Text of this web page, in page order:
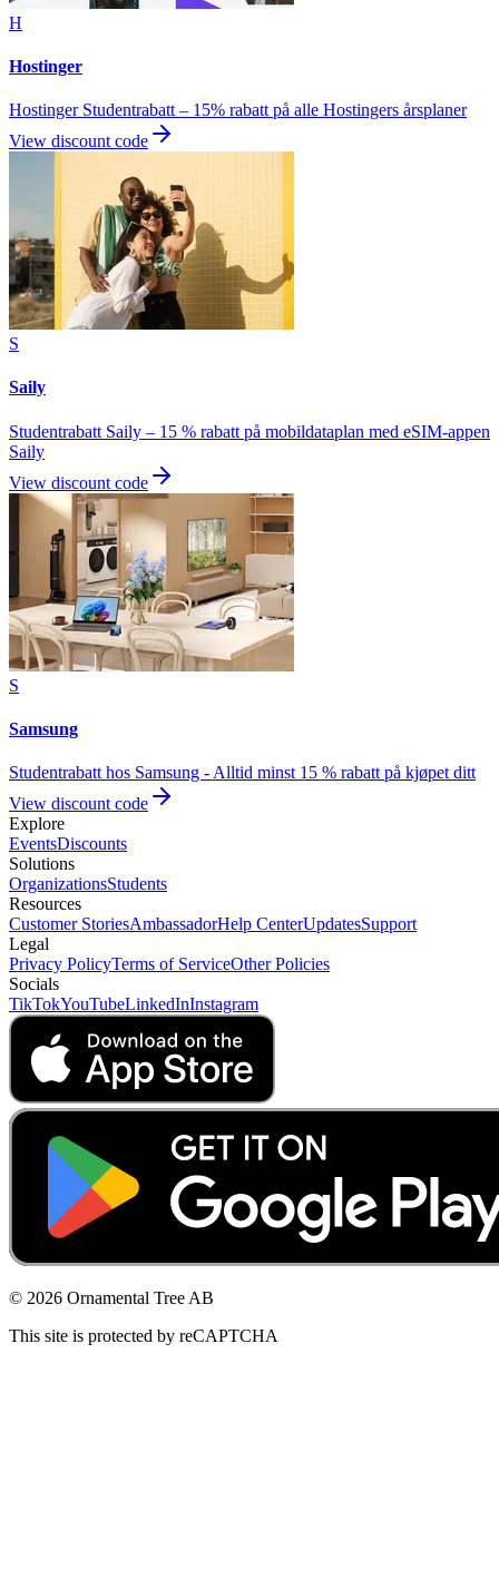
H
Hostinger
Hostinger Studentrabatt – 15% rabatt på alle Hostingers årsplaner
View discount code
S
Saily
Studentrabatt Saily – 15 % rabatt på mobildataplan med eSIM-appen
Saily
View discount code
S
Samsung
Studentrabatt hos Samsung - Alltid minst 15 % rabatt på kjøpet ditt
View discount code
Explore
EventsDiscounts
Solutions
OrganizationsStudents
Resources
Customer StoriesAmbassadorHelp CenterUpdatesSupport
Legal
Privacy PolicyTerms of ServiceOther Policies
Socials
TikTokYouTubeLinkedInInstagram
© 2026 Ornamental Tree AB
This site is protected by reCAPTCHA